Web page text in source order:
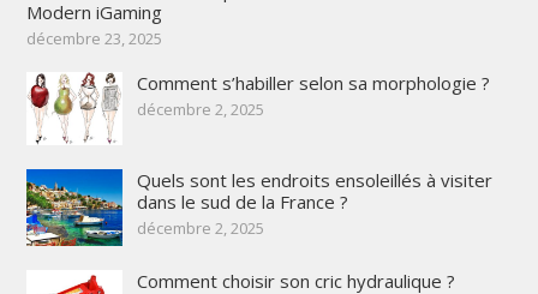
Modern iGaming
décembre 23, 2025
Comment s’habiller selon sa morphologie ?
décembre 2, 2025
Quels sont les endroits ensoleillés à visiter
dans le sud de la France ?
décembre 2, 2025
Comment choisir son cric hydraulique ?